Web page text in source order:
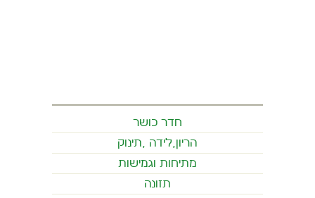
חדר כושר
הריון,לידה ,תינוק
מתיחות וגמישות
תזונה